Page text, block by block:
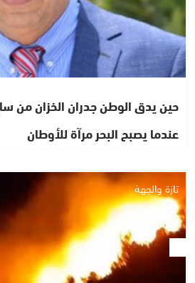
حين يدق الوطن جدران الخزان من
عندما يصبح البحر مرآة للأوطان
تازة والجهة